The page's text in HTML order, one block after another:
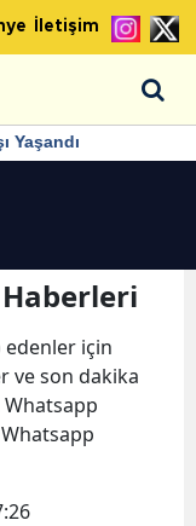
İletişim
için
ve son dakika